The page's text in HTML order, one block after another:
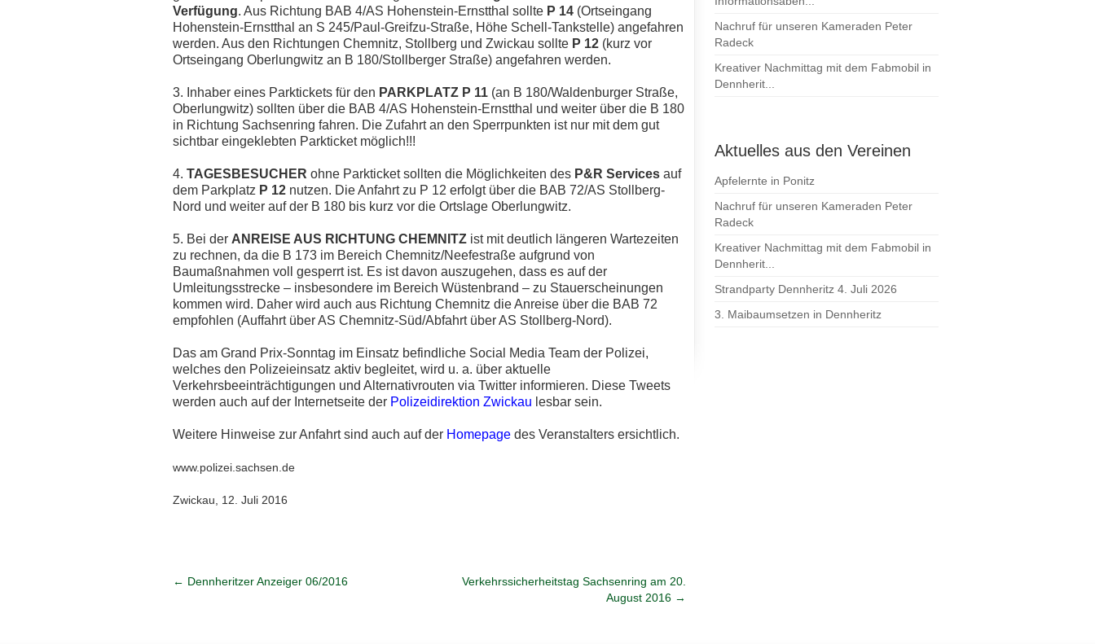
Verfügung. Aus Richtung BAB 4/AS Hohenstein-Ernstthal sollte P 14 (Ortseingang
Hohenstein-Ernstthal an S 245/Paul-Greifzu-Straße, Höhe Schell-Tankstelle) angefahren
werden. Aus den Richtungen Chemnitz, Stollberg und Zwickau sollte P 12 (kurz vor
Ortseingang Oberlungwitz an B 180/Stollberger Straße) angefahren werden.
3. Inhaber eines Parktickets für den PARKPLATZ P 11 (an B 180/Waldenburger Straße,
Oberlungwitz) sollten über die BAB 4/AS Hohenstein-Ernstthal und weiter über die B 180
in Richtung Sachsenring fahren. Die Zufahrt an den Sperrpunkten ist nur mit dem gut
sichtbar eingeklebten Parkticket möglich!!!
4. TAGESBESUCHER ohne Parkticket sollten die Möglichkeiten des P&R Services auf
dem Parkplatz P 12 nutzen. Die Anfahrt zu P 12 erfolgt über die BAB 72/AS Stollberg-
Nord und weiter auf der B 180 bis kurz vor die Ortslage Oberlungwitz.
5. Bei der ANREISE AUS RICHTUNG CHEMNITZ ist mit deutlich längeren Wartezeiten
zu rechnen, da die B 173 im Bereich Chemnitz/Neefestraße aufgrund von
Baumaßnahmen voll gesperrt ist. Es ist davon auszugehen, dass es auf der
Umleitungsstrecke – insbesondere im Bereich Wüstenbrand – zu Stauerscheinungen
kommen wird. Daher wird auch aus Richtung Chemnitz die Anreise über die BAB 72
empfohlen (Auffahrt über AS Chemnitz-Süd/Abfahrt über AS Stollberg-Nord).
Das am Grand Prix-Sonntag im Einsatz befindliche Social Media Team der Polizei,
welches den Polizeieinsatz aktiv begleitet, wird u. a. über aktuelle
Verkehrsbeeinträchtigungen und Alternativrouten via Twitter informieren. Diese Tweets
werden auch auf der Internetseite der Polizeidirektion Zwickau lesbar sein.
Weitere Hinweise zur Anfahrt sind auch auf der Homepage des Veranstalters ersichtlich.
www.polizei.sachsen.de
Zwickau, 12. Juli 2016
← Dennheritzer Anzeiger 06/2016
Verkehrssicherheitstag Sachsenring am 20.
August 2016 →
Nachruf für unseren Kameraden Peter
Radeck
Kreativer Nachmittag mit dem Fabmobil in
Dennherit...
Aktuelles aus den Vereinen
Apfelernte in Ponitz
Nachruf für unseren Kameraden Peter
Radeck
Kreativer Nachmittag mit dem Fabmobil in
Dennherit...
Strandparty Dennheritz 4. Juli 2026
3. Maibaumsetzen in Dennheritz